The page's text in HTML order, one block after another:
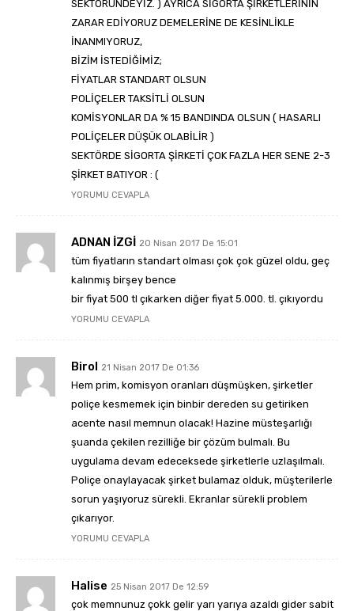
SEKTÖRÜNDEYİZ. ) AYRICA SİGORTA ŞİRKETLERİNİN
ZARAR EDİYORUZ DEMELERİNE DE KESİNLİKLE
İNANMIYORUZ,
BİZİM İSTEDİĞİMİZ;
FİYATLAR STANDART OLSUN
POLİÇELER TAKSİTLİ OLSUN
KOMİSYONLAR DA % 15 BANDINDA OLSUN ( HASARLI
POLİÇELER DÜŞÜK OLABİLİR )
SEKTÖRDE SİGORTA ŞİRKETİ ÇOK FAZLA HER SENE 2-3
ŞİRKET BATIYOR : (
YORUMU CEVAPLA
ADNAN İZGİ 20 Nisan 2017 De 15:01
tüm fiyatların standart olması çok çok güzel oldu, geç
kalınmış birşey bence
bir fiyat 500 tl çıkarken diğer fiyat 5.000. tl. çıkıyordu
YORUMU CEVAPLA
Birol 21 Nisan 2017 De 01:36
Hem prim, komisyon oranları düşmüşken, şirketler
poliçe kesmemek için binbir dereden su getiriken
acente nasıl memnun olacak! Hazine müsteşarlığı
şuanda çekilen rezilliğe bir çözüm bulmalı. Bu
uygulama devam edeceksede şirketlerle uzlaşılmalı.
Poliçe onaylayacak şirket bulamaz olduk, müşterilerle
sorun yaşıyoruz sürekli. Ekranlar sürekli problem
çıkarıyor.
YORUMU CEVAPLA
Halise 25 Nisan 2017 De 12:59
çok memnunuz çokk gelir yarı yarıya azaldı gider sabit